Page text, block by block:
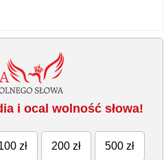
i ocal wolność słowa!
zł 200 zł 500 zł